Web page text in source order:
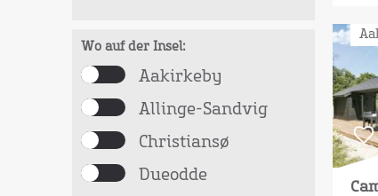
Wo auf der Insel:
Aakirkeby
Allinge-Sandvig
Christiansø
Dueodde